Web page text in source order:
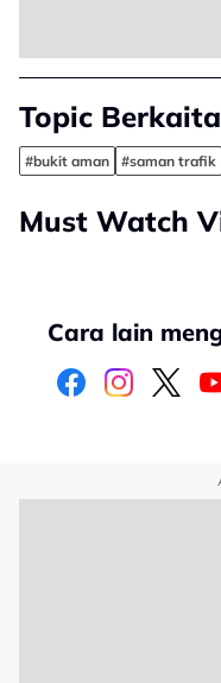
Topic
#bukit aman #saman trafik
Must Watch
Cara lain